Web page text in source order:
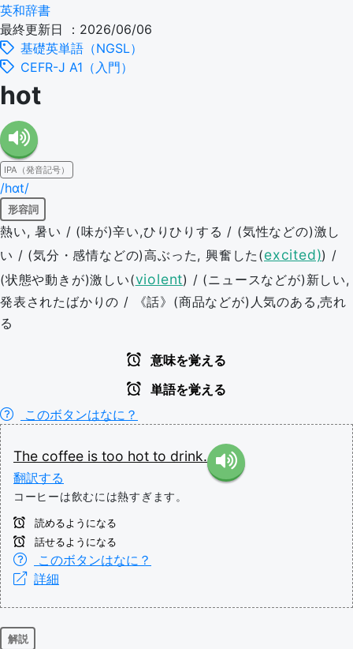
英和辞書
最終更新日 ：2026/06/06
基礎英単語（NGSL）
CEFR-J A1（入門）
hot
IPA（発音記号）
/hɑt/
形容詞
熱い, 暑い / (味が)辛い,ひりひりする / (気性などの)激し
い / (気分・感情などの)高ぶった, 興奮した(excited)) /
(状態や動きが)激しい(violent) / (ニュースなどが)新しい,
発表されたばかりの / 《話》(商品などが)人気のある,売れ
る
意味を覚える
単語を覚える
このボタンはなに？
The coffee is too hot to drink.
翻訳する
コーヒーは飲むには熱すぎます。
読めるようになる
話せるようになる
このボタンはなに？
詳細
解説